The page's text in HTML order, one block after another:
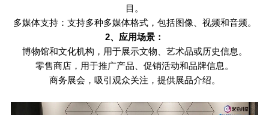
目。
多媒体支持：支持多种多媒体格式，包括图像、视频和音频。
2、应用场景：
博物馆和文化机构，用于展示文物、艺术品或历史信息。
零售商店，用于推广产品、促销活动和品牌信息。
商务展会，吸引观众关注，提供展品介绍。